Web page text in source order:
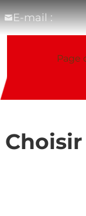
E-mail :
Page